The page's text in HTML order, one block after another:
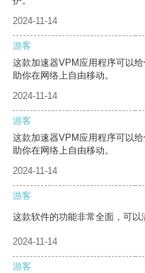
2024-11-14
游客
这款加速器VPM应用程序可以
助你在网络上自由移动。
2024-11-14
游客
这款加速器VPM应用程序可以
助你在网络上自由移动。
2024-11-14
游客
这款软件的功能非常全面，可以
2024-11-14
游客